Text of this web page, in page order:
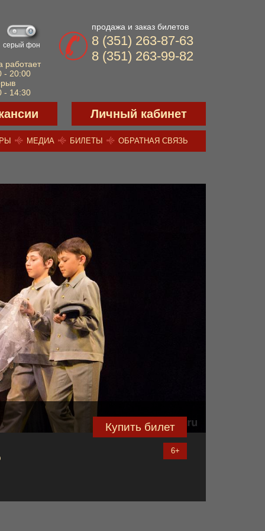
серый фон
работает
- 20:00
- 14:30
продажа и заказ билетов
8 (351) 263-87-63
8 (351) 263-99-82
Личный кабинет
МЕДИА БИЛЕТЫ ОБРАТНАЯ СВЯЗЬ
Купить билет
6+